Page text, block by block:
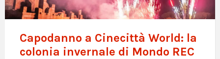
Capodanno a Cinecittà World: la
colonia invernale di Mondo REC